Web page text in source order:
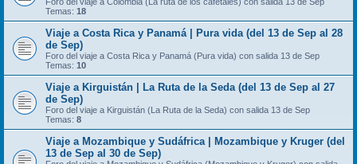
Temas: 18
Viaje a Costa Rica y Panamá | Pura vida (del 13 de Sep al 28
de Sep)
Foro del viaje a Costa Rica y Panamá (Pura vida) con salida 13 de Sep
Temas: 10
Viaje a Kirguistán | La Ruta de la Seda (del 13 de Sep al 27
de Sep)
Foro del viaje a Kirguistán (La Ruta de la Seda) con salida 13 de Sep
Temas: 8
Viaje a Mozambique y Sudáfrica | Mozambique y Kruger (del
13 de Sep al 30 de Sep)